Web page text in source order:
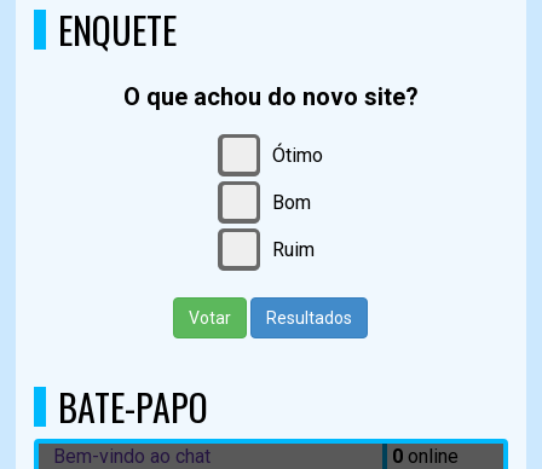
ENQUETE
O que achou do novo site?
Ótimo
Bom
Ruim
Votar Resultados
BATE-PAPO
Bem-vindo ao chat
0online